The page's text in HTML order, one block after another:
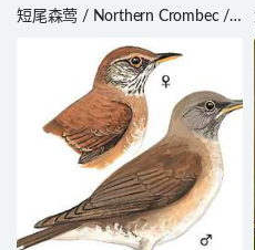
短尾森莺 / Northern Crombec /